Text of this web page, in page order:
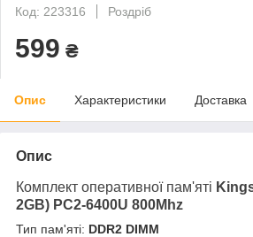
Код: 223316
Роздріб
599 ₴
Опис Характеристики Доставка
Опис
Комплект оперативної пам'яті
2GB) PC2-6400U 800Mhz
Тип пам'яті: DDR2 DIMM